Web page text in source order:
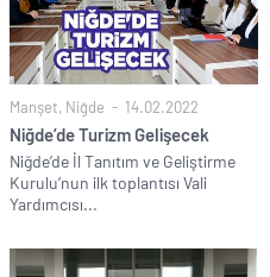
Manşet, Niğde 14.02.2022
Niğde’de Turizm Gelişecek
Niğde’de İl Tanıtım ve Geliştirme
Kurulu’nun ilk toplantısı Vali
Yardımcısı...